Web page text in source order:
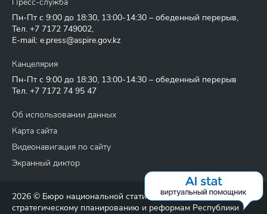
Пн-Пт с 9:00 до 18:30, 13:00-14:30 – обеденный перерыв,
Тел. +7 7172 749002,
E-mail: e.press@aspire.gov.kz
Канцелярия
Пн-Пт с 9:00 до 18:30, 13:00-14:30 – обеденный перерыв
Тел. +7 7172 74 95 47
Об использовании данных
Карта сайта
Видеонавигация по сайту
Экранный диктор
2026 © Бюро национальной статистики Агентства по
стратегическому планированию и реформам Республики